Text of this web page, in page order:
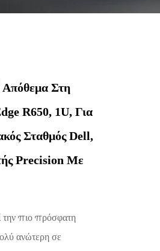
Στη
R650, 1U, Για
Σταθμός Dell,
Precision Με
την πιο πρόσφατη
ανώτερη σε